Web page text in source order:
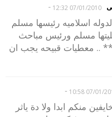
07/01/2010 12:32
-
اسلاميه رئيسها مسلم
مسلم ورئيس مباحث
.. معطيات قبيحه يجب ان
07/01/2010
-
منكم ابدا ولا دة ياثر